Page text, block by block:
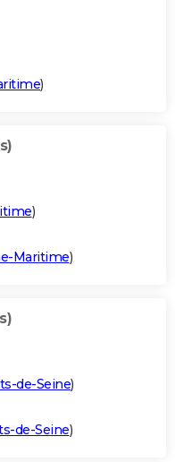
)
)
Maritime)
de-Seine)
de-Seine)